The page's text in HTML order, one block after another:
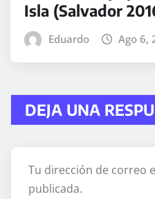
Isla (Salvador
Eduardo Ago 6,
DEJA UNA
Tu dirección de correo
publicada.